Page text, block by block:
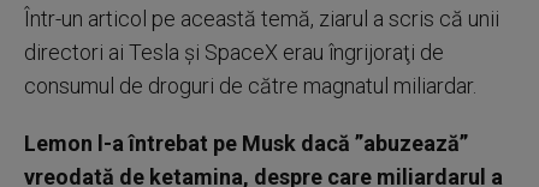
Într-un articol pe această temă, ziarul a scris că unii
directori ai Tesla şi SpaceX erau îngrijoraţi de
consumul de droguri de către magnatul miliardar.
Lemon l-a întrebat pe Musk dacă ”abuzează”
vreodată de ketamina, despre care miliardarul a